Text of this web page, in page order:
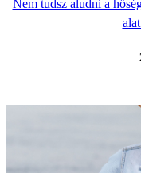
Nem tudsz aludni a